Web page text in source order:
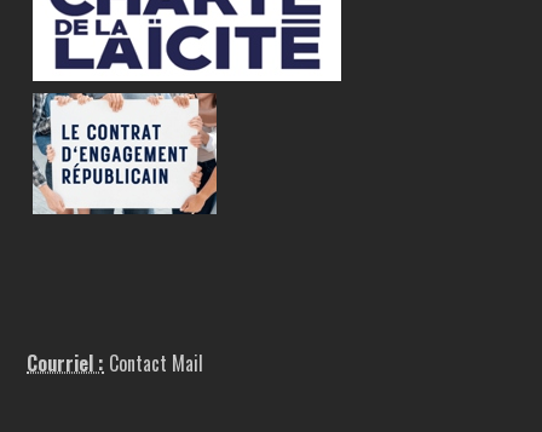
Courriel : Contact Mail